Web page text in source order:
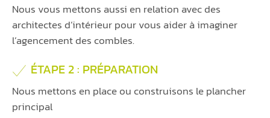
Nous vous mettons aussi en relation avec des
architectes d’intérieur pour vous aider à imaginer
l’agencement des combles.
ÉTAPE 2 : PRÉPARATION
Nous mettons en place ou construisons le plancher
principal